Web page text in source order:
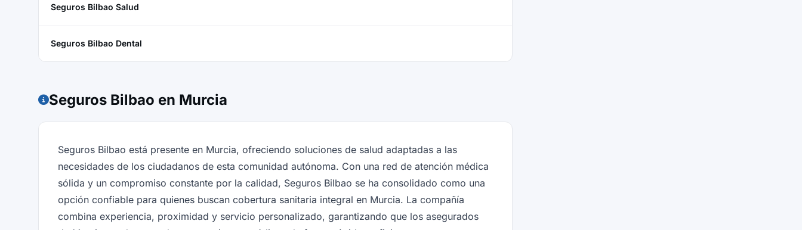
Seguros Bilbao Salud
Seguros Bilbao Dental
Seguros Bilbao en Murcia
Seguros Bilbao está presente en Murcia, ofreciendo soluciones de salud adaptadas a las
necesidades de los ciudadanos de esta comunidad autónoma. Con una red de atención médica
sólida y un compromiso constante por la calidad, Seguros Bilbao se ha consolidado como una
opción confiable para quienes buscan cobertura sanitaria integral en Murcia. La compañía
combina experiencia, proximidad y servicio personalizado, garantizando que los asegurados